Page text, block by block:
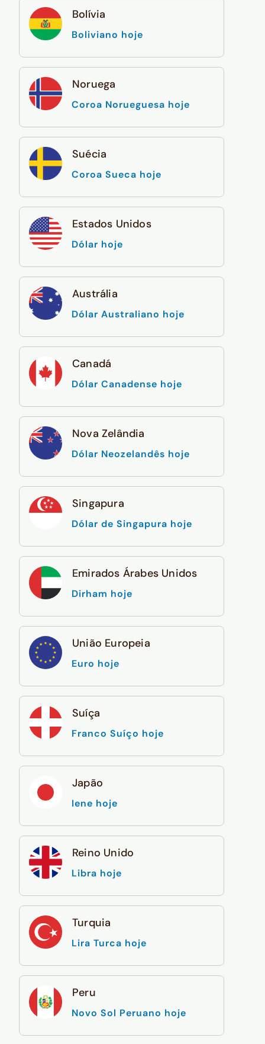
Bolívia
Boliviano hoje
Noruega
Coroa Norueguesa hoje
Suécia
Coroa Sueca hoje
Estados Unidos
Dólar hoje
Austrália
Dólar Australiano hoje
Canadá
Dólar Canadense hoje
Nova Zelândia
Dólar Neozelandês hoje
Singapura
Dólar de Singapura hoje
Emirados Árabes Unidos
Dirham hoje
União Europeia
Euro hoje
Suíça
Franco Suíço hoje
Japão
Iene hoje
Reino Unido
Libra hoje
Turquia
Lira Turca hoje
Peru
Novo Sol Peruano hoje